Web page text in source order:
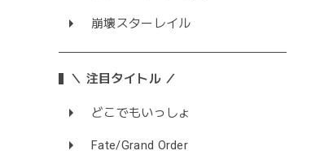
崩壊スターレイル
＼ 注目タイトル ／
どこでもいっしょ
Fate/Grand Order